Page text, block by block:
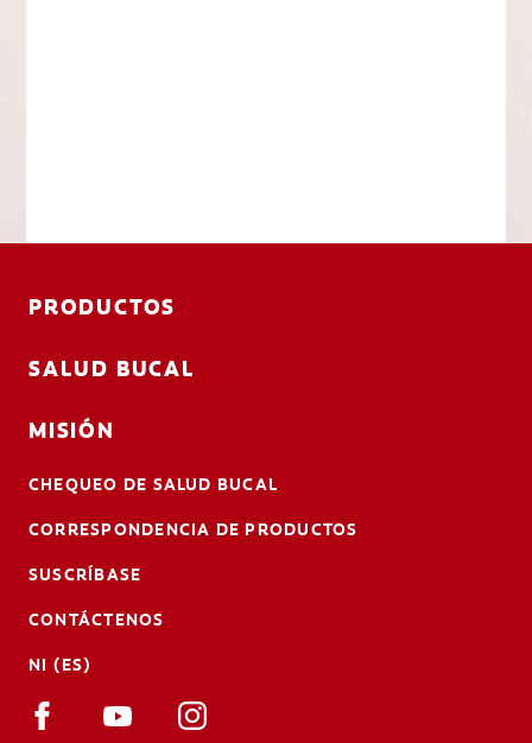
PRODUCTOS
SALUD BUCAL
MISIÓN
CHEQUEO DE SALUD BUCAL
CORRESPONDENCIA DE PRODUCTOS
SUSCRÍBASE
CONTÁCTENOS
NI (ES)